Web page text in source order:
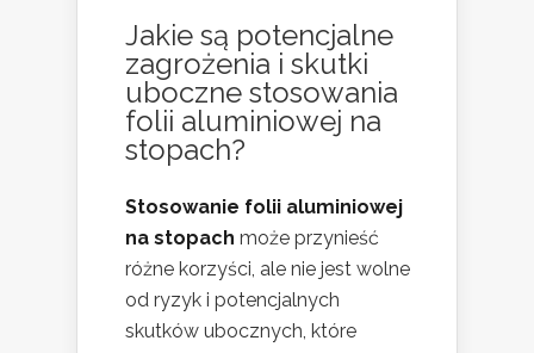
Jakie są potencjalne
zagrożenia i skutki
uboczne stosowania
folii aluminiowej na
stopach?
Stosowanie folii aluminiowej
na stopach może przynieść
różne korzyści, ale nie jest wolne
od ryzyk i potencjalnych
skutków ubocznych, które